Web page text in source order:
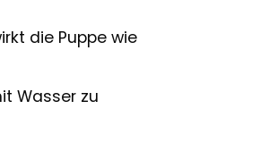
die Puppe wie
Wasser zu